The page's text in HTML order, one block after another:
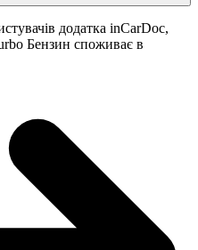
додатка inCarDoc,
Бензин споживає в